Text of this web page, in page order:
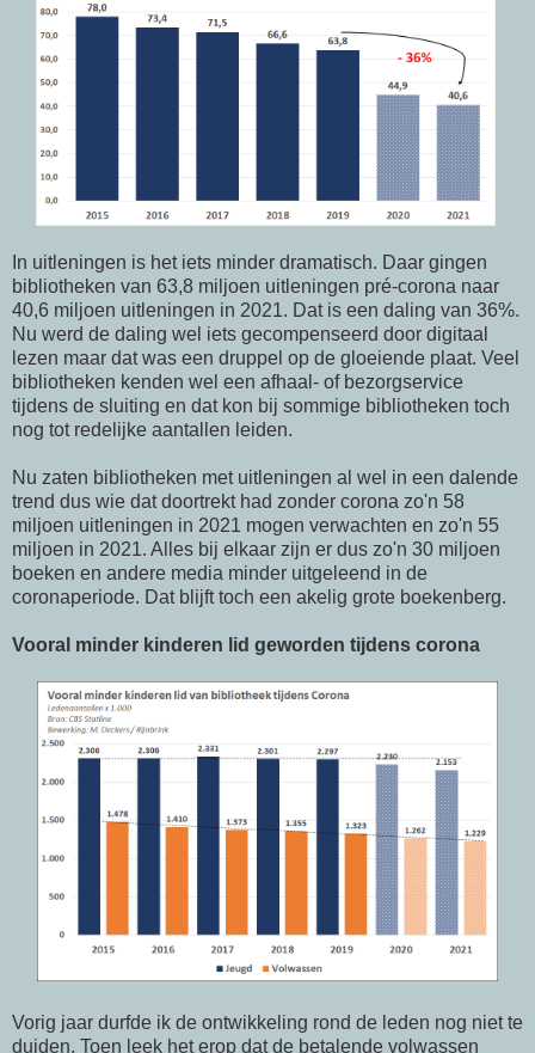
In uitleningen is het iets minder dramatisch. Daar gingen
bibliotheken van 63,8 miljoen uitleningen pré-corona naar
40,6 miljoen uitleningen in 2021. Dat is een daling van 36%.
Nu werd de daling wel iets gecompenseerd door digitaal
lezen maar dat was een druppel op de gloeiende plaat. Veel
bibliotheken kenden wel een afhaal- of bezorgservice
tijdens de sluiting en dat kon bij sommige bibliotheken toch
nog tot redelijke aantallen leiden.
Nu zaten bibliotheken met uitleningen al wel in een dalende
trend dus wie dat doortrekt had zonder corona zo'n 58
miljoen uitleningen in 2021 mogen verwachten en zo'n 55
miljoen in 2021. Alles bij elkaar zijn er dus zo'n 30 miljoen
boeken en andere media minder uitgeleend in de
coronaperiode. Dat blijft toch een akelig grote boekenberg.
Vooral minder kinderen lid geworden tijdens corona
Vorig jaar durfde ik de ontwikkeling rond de leden nog niet te
duiden. Toen leek het erop dat de betalende volwassen